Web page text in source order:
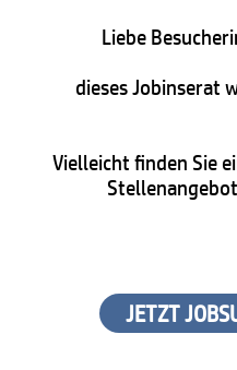
Liebe
dieses Jobinserat
Vielleicht finden Sie
JETZT